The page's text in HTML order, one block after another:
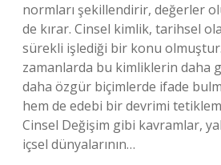
normları şekillendirir, değerler
de kırar. Cinsel kimlik, tarihsel
sürekli işlediği bir konu
zamanlarda bu kimliklerin daha
daha özgür biçimlerde ifade
hem de edebi bir devrimi
Cinsel Değişim gibi kavramlar,
içsel dünyalarının…